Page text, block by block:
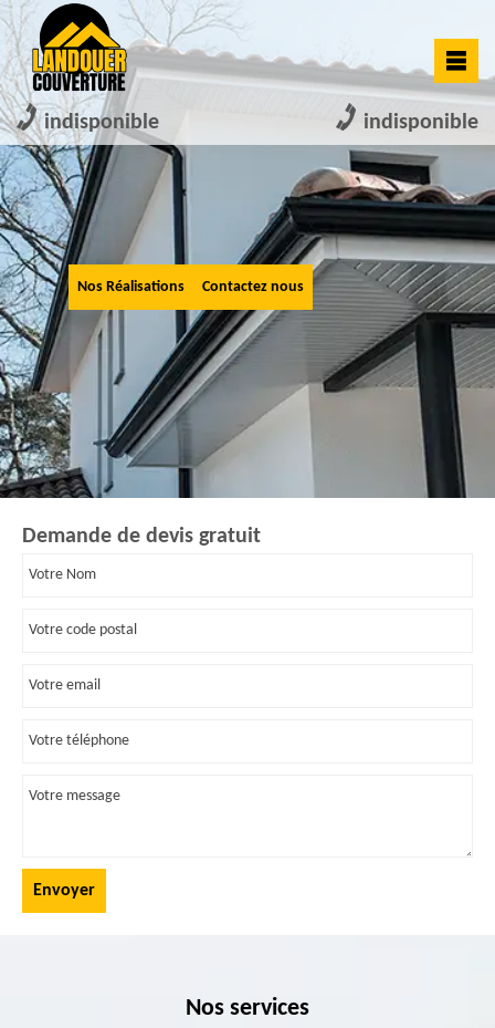
indisponible indisponible
Nos Réalisations Contactez nous
Demande de devis gratuit
Nos services